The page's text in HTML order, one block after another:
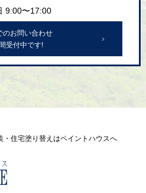
9:00〜17:00
のお問い合わせ
受付中です!
住宅塗り替えはペイントハウスへ